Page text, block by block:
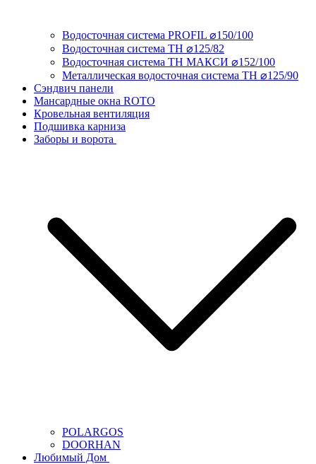
Водосточная система PROFIL ⌀150/100
Водосточная система ТН ⌀125/82
Водосточная система ТН МАКСИ ⌀152/100
Металлическая водосточная система ТН ⌀125/90
Сэндвич панели
Мансардные окна ROTO
Кровельная вентиляция
Подшивка карниза
Заборы и ворота
POLARGOS
DOORHAN
Любимый Дом